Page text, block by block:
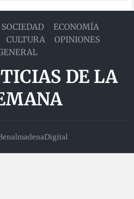
SOCIEDAD
ECONOMÍA
CULTURA
OPINIONES
DE LA